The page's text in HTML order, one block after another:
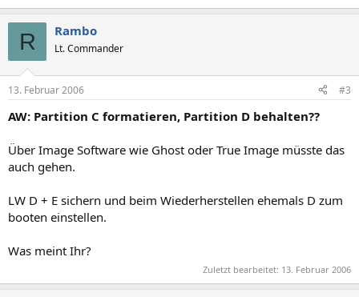
R Rambo
Lt. Commander
13. Februar 2006 #3
AW: Partition C formatieren, Partition D behalten??
Über Image Software wie Ghost oder True Image müsste das
auch gehen.
LW D + E sichern und beim Wiederherstellen ehemals D zum
booten einstellen.
Was meint Ihr?
Zuletzt bearbeitet: 13. Februar 2006